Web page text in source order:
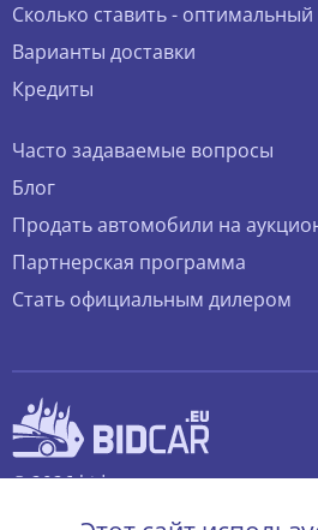
Сколько ставить -
Варианты доставки
Кредиты
Часто задаваемые вопросы
Блог
Продать автомобили на
Партнерская программа
Стать официальным дилером
© 2026 bidcar.eu